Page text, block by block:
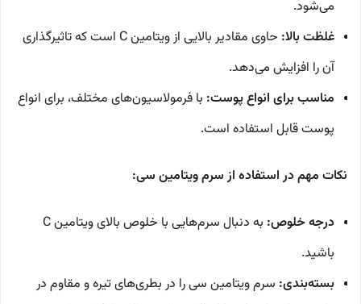
می‌شود.
غلظت بالا:
حاوی مقادیر بالایی از ویتامین C است که تاثیرگذاری
آن را افزایش می‌دهد.
مناسب برای انواع پوست: با فرمولاسیون‌های مختلف، برای انواع
پوست قابل استفاده است.
نکات مهم در استفاده از سرم ویتامین سی:
درجه خلوص:
به دنبال سرم‌هایی با خلوص بالای ویتامین C
باشید.
بسته‌بندی: سرم ویتامین سی را در بطری‌های تیره و مقاوم در